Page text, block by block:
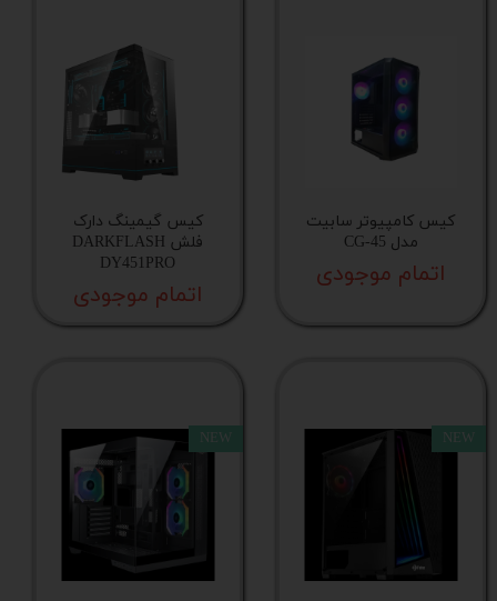
جنس پنل جانبی
پورت ریست
خروجی هدفون
قابلیت نصب کارت گرافیک به صورت عمودی
هاب فن خنک‌کننده
کیس کامپیوتر سابیت
مدل CG-45
اتمام موجودی
کیس گیمینگ دارک
فلش DARKFLASH
DY451PRO
اتمام موجودی
NEW
NEW